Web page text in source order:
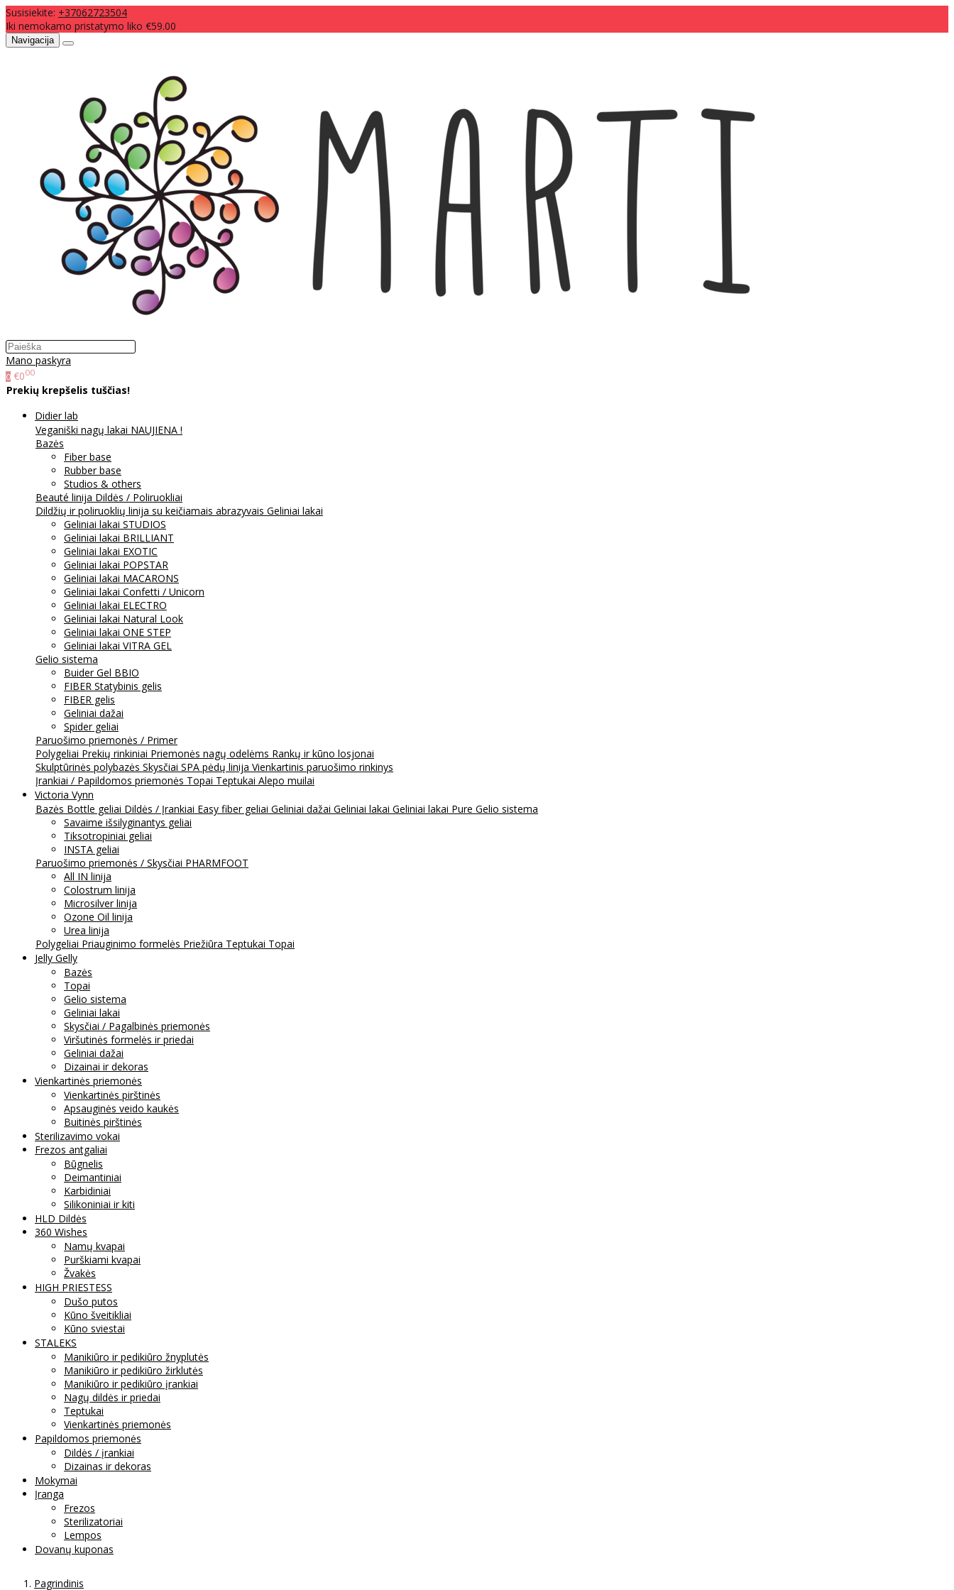
Susisiekite: +37062723504
Iki nemokamo pristatymo liko €59.00
Navigacija
Mano paskyra
0 €000
Prekių krepšelis tuščias!
Didier lab
Veganiški nagų lakai NAUJIENA !
Bazės
Fiber base
Rubber base
Studios & others
Beauté linija Dildės / Poliruokliai
Dildžių ir poliruoklių linija su keičiamais abrazyvais Geliniai lakai
Geliniai lakai STUDIOS
Geliniai lakai BRILLIANT
Geliniai lakai EXOTIC
Geliniai lakai POPSTAR
Geliniai lakai MACARONS
Geliniai lakai Confetti / Unicorn
Geliniai lakai ELECTRO
Geliniai lakai Natural Look
Geliniai lakai ONE STEP
Geliniai lakai VITRA GEL
Gelio sistema
Buider Gel BBIO
FIBER Statybinis gelis
FIBER gelis
Geliniai dažai
Spider geliai
Paruošimo priemonės / Primer
Polygeliai Prekių rinkiniai Priemonės nagų odelėms Rankų ir kūno losjonai
Skulptūrinės polybazės Skysčiai SPA pėdų linija Vienkartinis paruošimo rinkinys
Įrankiai / Papildomos priemonės Topai Teptukai Alepo muilai
Victoria Vynn
Bazės Bottle geliai Dildės / Įrankiai Easy fiber geliai Geliniai dažai Geliniai lakai Geliniai lakai Pure Gelio sistema
Savaime išsilyginantys geliai
Tiksotropiniai geliai
INSTA geliai
Paruošimo priemonės / Skysčiai PHARMFOOT
All IN linija
Colostrum linija
Microsilver linija
Ozone Oil linija
Urea linija
Polygeliai Priauginimo formelės Priežiūra Teptukai Topai
Jelly Gelly
Bazės
Topai
Gelio sistema
Geliniai lakai
Skysčiai / Pagalbinės priemonės
Viršutinės formelės ir priedai
Geliniai dažai
Dizainai ir dekoras
Vienkartinės priemonės
Vienkartinės pirštinės
Apsauginės veido kaukės
Buitinės pirštinės
Sterilizavimo vokai
Frezos antgaliai
Būgnelis
Deimantiniai
Karbidiniai
Silikoniniai ir kiti
HLD Dildės
360 Wishes
Namų kvapai
Purškiami kvapai
Žvakės
HIGH PRIESTESS
Dušo putos
Kūno šveitikliai
Kūno sviestai
STALEKS
Manikiūro ir pedikiūro žnyplutės
Manikiūro ir pedikiūro žirklutės
Manikiūro ir pedikiūro įrankiai
Nagų dildės ir priedai
Teptukai
Vienkartinės priemonės
Papildomos priemonės
Dildės / įrankiai
Dizainas ir dekoras
Mokymai
Įranga
Frezos
Sterilizatoriai
Lempos
Dovanų kuponas
Pagrindinis